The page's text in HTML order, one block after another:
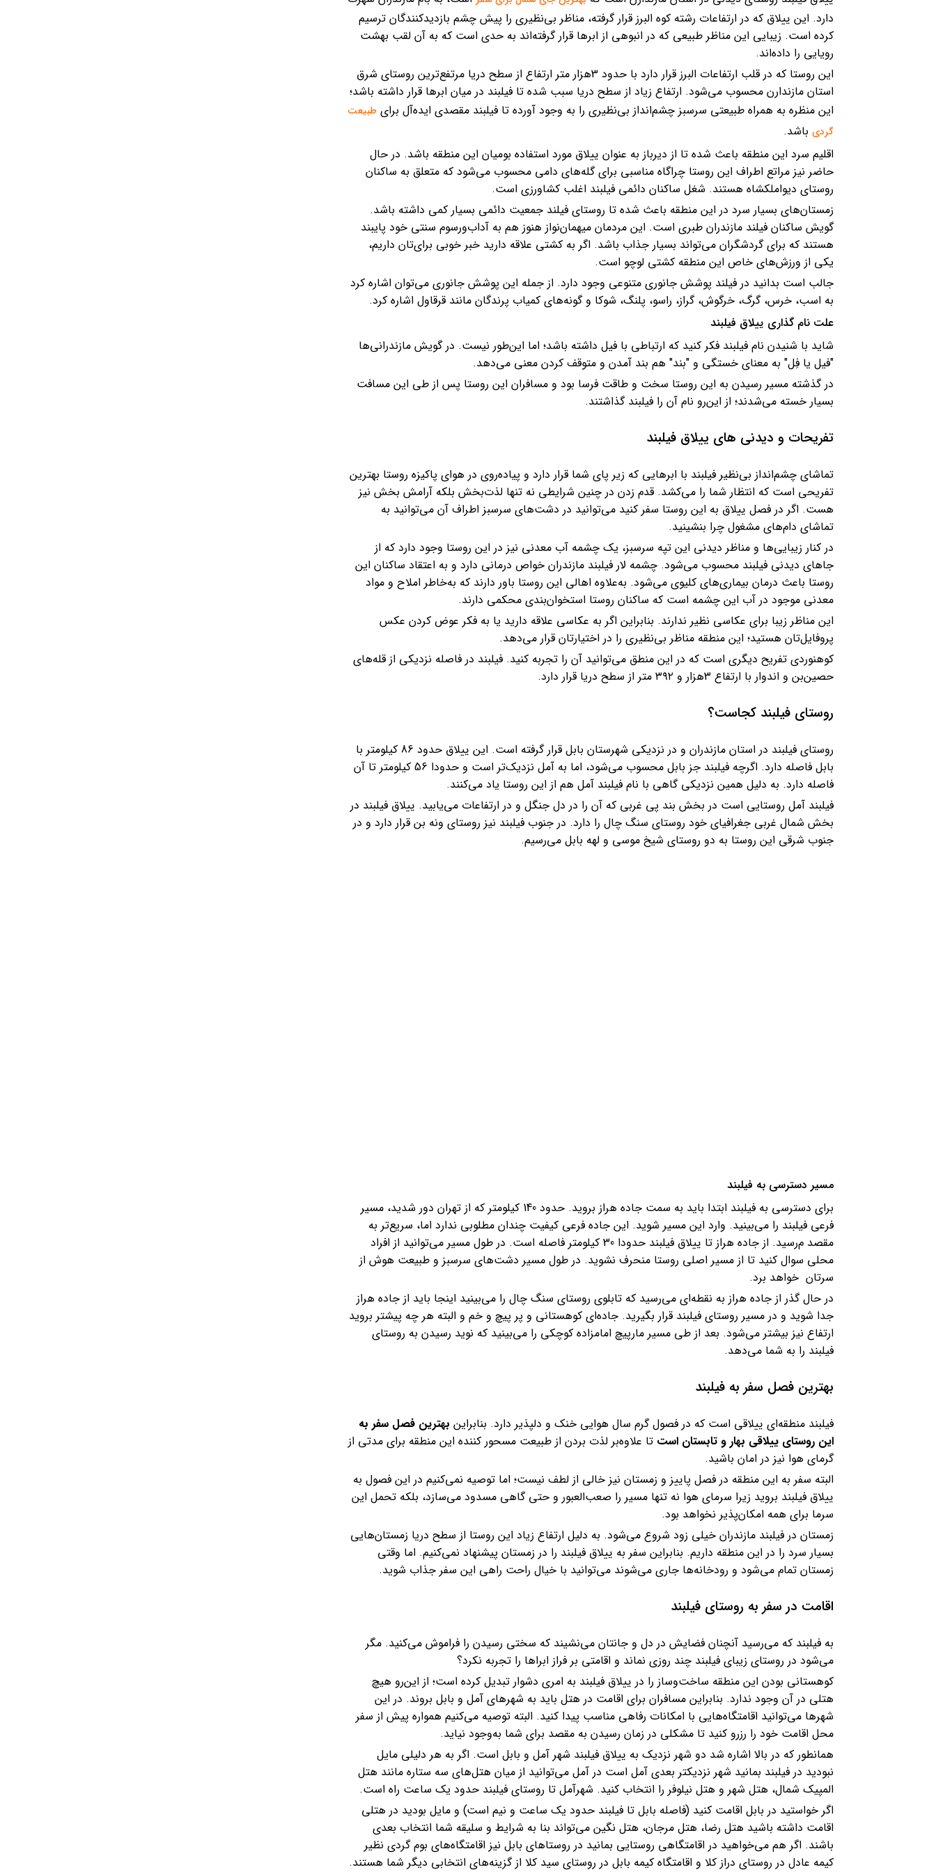
دارد. این ییلاق که در ارتفاعات رشته کوه البرز قرار گرفته، مناظر بی‌نظیری را پیش چشم بازدیدکنندگان ترسیم
کرده است. زیبایی این مناظر طبیعی که در انبوهی از ابرها قرار گرفته‌اند به حدی است که به آن لقب بهشت
رویایی را داده‌اند.
این روستا که در قلب ارتفاعات البرز قرار دارد با حدود 3هزار متر ارتفاع از سطح دریا مرتفع‌ترین روستای شرق
استان مازندارن محسوب می‌شود. ارتفاع زیاد از سطح دریا سبب شده تا فیلبند در میان ابرها قرار داشته باشد؛
این منظره به همراه طبیعتی سرسبز چشم‌انداز بی‌نظیری را به وجود آورده تا فیلبند مقصدی ایده‌آل برای طبیعت
گردی باشد.
اقلیم سرد این منطقه باعث شده تا از دیرباز به عنوان ییلاق مورد استفاده بومیان این منطقه باشد. در حال
حاضر نیز مراتع اطراف این روستا چراگاه مناسبی برای گله‌های دامی محسوب می‌شود که متعلق به ساکنان
روستای دیواملکشاه هستند. شغل ساکنان دائمی فیلبند اغلب کشاورزی است.
زمستان‌های بسیار سرد در این منطقه باعث شده تا روستای فیلند جمعیت دائمی بسیار کمی داشته باشد.
گویش ساکنان فیلند مازندران طبری است. این مردمان میهمان‌نواز هنوز هم به آداب‌ورسوم سنتی خود پایبند
هستند که برای گردشگران می‌تواند بسیار جذاب باشد. اگر به کشتی علاقه دارید خبر خوبی برای‌تان داریم،
یکی از ورزش‌های خاص این منطقه کشتی لوچو است.
جالب است بدانید در فیلند پوشش جانوری متنوعی وجود دارد. از جمله این پوشش جانوری می‌توان اشاره کرد
به اسب، خرس، گرگ، خرگوش، گراز، راسو، پلنگ، شوکا و گونه‌های کمیاب پرندگان مانند قرقاول اشاره کرد.
علت نام گذاری ییلاق فیلبند
شاید با شنیدن نام فیلبند فکر کنید که ارتباطی با فیل داشته باشد؛ اما این‌طور نیست. در گویش مازندرانی‌ها
"فیل یا فِل" به معنای خستگی و "بند" هم بند آمدن و متوقف کردن معنی می‌دهد.
در گذشته مسیر رسیدن به این روستا سخت و طاقت فرسا بود و مسافران این روستا پس از طی این مسافت
بسیار خسته می‌شدند؛ از این‌رو نام آن را فیلبند گذاشتند.
تفریحات و دیدنی های ییلاق فیلبند
تماشای چشم‌انداز بی‌نظیر فیلبند با ابرهایی که زیر پای شما قرار دارد و پیاده‌روی در هوای پاکیزه روستا بهترین
تفریحی است که انتظار شما را می‌کشد. قدم زدن در چنین شرایطی نه تنها لذت‌بخش بلکه آرامش بخش نیز
هست. اگر در فصل ییلاق به این روستا سفر کنید می‌توانید در دشت‌های سرسبز اطراف آن می‌توانید به
تماشای دام‌های مشغول چرا بنشینید.
در کنار زیبایی‌ها و مناظر دیدنی این تپه سرسبز، یک چشمه آب معدنی نیز در این روستا وجود دارد که از
جاهای دیدنی فیلبند محسوب می‌شود. چشمه لار فیلبند مازندران خواص درمانی دارد و به اعتقاد ساکنان این
روستا باعث درمان بیماری‌های کلیوی می‌شود. به‌علاوه اهالی این روستا باور دارند که به‌خاطر املاح و مواد
معدنی موجود در آب این چشمه است که ساکنان روستا استخوان‌بندی محکمی دارند.
این مناظر زیبا برای عکاسی نظیر ندارند. بنابراین اگر به عکاسی علاقه دارید یا به فکر عوض کردن عکس
پروفایل‌تان هستید؛ این منطقه مناظر بی‌نظیری را در اختیارتان قرار می‌دهد.
کوهنوردی تفریح دیگری است که در این منطق می‌توانید آن را تجربه کنید. فیلبند در فاصله نزدیکی از قله‌های
حصین‌بن و اندوار با ارتفاع 3هزار و ۳۹۲ متر از سطح دریا قرار دارد.
روستای فیلبند کجاست؟
روستای فیلبند در استان مازندران و در نزدیکی شهرستان بابل قرار گرفته است. این ییلاق حدود 86 کیلومتر با
بابل فاصله دارد. اگرچه فیلبند جز بابل محسوب می‌شود، اما به آمل نزدیک‌تر است و حدودا 56 کیلومتر تا آن‌
فاصله دارد. به دلیل همین نزدیکی گاهی با نام فیلبند آمل هم از این روستا یاد می‌کنند.
فیلبند آمل روستایی است در بخش بند پی غربی که آن را در دل جنگل و در ارتفاعات می‌یابید. ییلاق فیلبند در
بخش شمال غربی جغرافیای خود روستای سنگ چال را دارد. در جنوب فیلبند نیز روستای ونه بن قرار دارد و در
جنوب شرقی این روستا به دو روستای شیخ موسی و لهه بابل می‌رسیم.
مسیر دسترسی به فیلبند
برای دسترسی به فیلبند ابتدا باید به سمت جاده هراز بروید. حدود 140 کیلومتر که از تهران دور شدید، مسیر
فرعی فیلبند را می‌بینید. وارد این مسیر شوید. این جاده فرعی کیفیت چندان مطلوبی ندارد اما، سریع‌تر به
مقصد م‌رسید. از جاده هراز تا ییلاق فیلبند حدودا 30 کیلومتر فاصله است. در طول مسیر می‌توانید از افراد
محلی سوال کنید تا از مسیر اصلی روستا منحرف نشوید. در طول مسیر دشت‌های سرسبز و طبیعت هوش از
سرتان خواهد برد.
در حال گذر از جاده هراز به نقطه‌ای می‌رسید که تابلوی روستای سنگ چال را می‌بینيد اینجا باید از جاده هراز
جدا شوید و در مسیر روستای فیلبند قرار بگیرید. جاده‌ای کوهستانی و پر پیچ و خم و البته هر چه پیشتر بروید
ارتفاع نیز بیشتر می‌شود. بعد از طی مسیر مارپیچ امامزاده کوچکی را می‌بینید که نوید رسیدن به روستای
فیلبند را به شما می‌دهد.
بهترین فصل سفر به فیلبند
فیلبند منطقه‌ای ییلاقی است که در فصول گرم سال هوایی خنک و دلپذیر دارد. بنابراین بهترین فصل سفر به
این روستای ییلاقی بهار و تابستان است تا علاوه‌بر لذت بردن از طبیعت مسحور کننده این منطقه برای مدتی از
گرمای هوا نیز در امان باشید.
البته سفر به این منطقه در فصل پاییز و زمستان نیز خالی از لطف نیست؛ اما توصیه نمی‌کنیم در این فصول به
ییلاق فیلبند بروید زیرا سرمای هوا نه تنها مسیر را صعب‌العبور و حتی گاهی مسدود می‌سازد، بلکه تحمل این
سرما برای همه امکان‌پذیر نخواهد بود.
زمستان در فیلبند مازندران خیلی زود شروع می‌شود. به دلیل ارتفاع زیاد این روستا از سطح دریا زمستان‌هایی
بسیار سرد را در این منطقه داریم. بنابراین سفر به ییلاق فیلبند را در زمستان پیشنهاد نمی‌کنیم. اما وقتی
زمستان تمام می‌شود و رودخانه‌ها جاری می‌شوند می‌‍‌‌‌توانید با خیال راحت راهی این سفر جذاب شوید.
اقامت در سفر به روستای فیلبند
به فیلبند که می‌رسید آنچنان فضایش در دل و جانتان می‌نشیند که سختی رسیدن را فراموش می‌کنید. مگر
می‌شود در روستای زیبای فیلبند چند روزی نماند و اقامتی بر فراز ابراها را تجربه نکرد؟
کوهستانی بودن این منطقه ساخت‌وساز را در ییلاق فیلبند به امری دشوار تبدیل کرده است؛ از این‌رو هیچ
هتلی در آن وجود ندارد. بنابراین مسافران برای اقامت در هتل باید به شهرهای آمل و بابل بروند. در این
شهرها می‌‌توانید اقامتگاه‌هایی با امکانات رفاهی مناسب پیدا کنید. البته توصیه می‌کنیم همواره پیش از سفر
محل اقامت خود را رزرو کنید تا مشکلی در زمان رسیدن به مقصد برای شما به‌وجود نیاید.
همانطور که در بالا اشاره شد دو شهر نزدیک به ييلاق فیلبند شهر آمل و بابل است. اگر به هر دلیلی مایل
نبودید در فیلبند بمانید شهر نزدیکتر بعدی آمل است در آمل می‌توانید از میان هتل‌های سه ستاره مانند هتل
المپیک شمال، هتل شهر و هتل نیلوفر را انتخاب کنید. شهرآمل تا روستای فیلبند حدود یک ساعت راه است.
اگر خواستید در بابل اقامت کنید (فاصله بابل تا فیلبند حدود یک ساعت و نیم است) و مایل بودید در هتلی
اقامت داشته باشید هتل رضا، هتل مرجان، هتل نگین می‌تواند بنا به شرایط و سلیقه شما انتخاب بعدی
باشند. اگر هم می‌خواهید در اقامتگاهی روستایی بمانید در روستاهای بابل نیز اقامتگاه‌های بوم گردی نظیر
کیمه عادل در روستای دراز کلا و اقامتگاه کیمه بابل در روستای سید کلا از گزینه‌های انتخابی دیگر شما هستند.